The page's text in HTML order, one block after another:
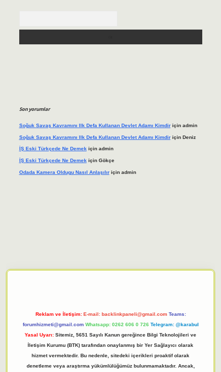
Son yorumlar
Soğuk Savaş Kavramını Ilk Defa Kullanan Devlet Adamı Kimdiriçin admin
Soğuk Savaş Kavramını Ilk Defa Kullanan Devlet Adamı Kimdiriçin Deniz
İŞ Eski Türkçede Ne Demekiçin admin
İŞ Eski Türkçede Ne Demek için Gökçe
Odada Kamera Oldugu Nasıl Anlaşılıriçin admin
Reklam ve İletişim: E-mail: backlinkpaneli@gmail.com Teams:
forumhizmeti@gmail.com Whatsapp: 0262 606 0 726 Telegram: @karabul
Yasal Uyarı: Sitemiz, 5651 Sayılı Kanun gereğince Bilgi Teknolojileri ve
İletişim Kurumu (BTK) tarafından onaylanmış bir Yer Sağlayıcı olarak
hizmet vermektedir. Bu nedenle, sitedeki içerikleri proaktif olarak
denetleme veya araştırma yükümlülüğümüz bulunmamaktadır. Ancak,